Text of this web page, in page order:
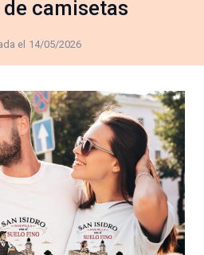
camisetas
el 14/05/2026